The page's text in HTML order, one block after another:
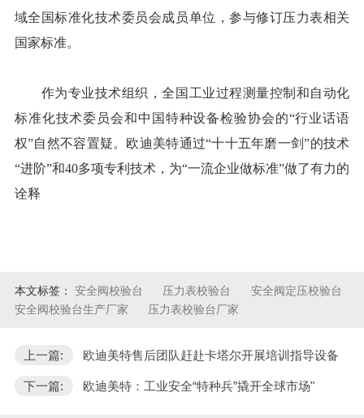
域全国标准化技术委员会成员单位，参与修订压力表相关
国家标准。
作为专业技术组织，全国工业过程测量控制和自动化
标准化技术委员会和中国特种设备检验协会的“行业话语
权”自然不容置疑。欧迪美特通过“十十五年磨一剑”的技术
“进阶”和40多项专利技术，为“一流企业做标准”做了有力的
诠释
本文标签： 安全阀校验台 压力表校验台
安全阀定压校验台
安全阀校验台生产厂家
压力表校验台厂家
上一篇: ​欧迪美特售后团队赶赴卡塔尔开展培训指导设备
下一篇: 欧迪美特：工业安全“特种兵”撬开全球市场"